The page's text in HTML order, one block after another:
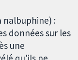
nalbuphine) :
données sur les
une